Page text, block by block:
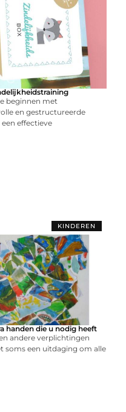
beginnen met
en gestructureerde
effectieve
KINDEREN
handen die u nodig heeft
andere verplichtingen
soms een uitdaging om alle